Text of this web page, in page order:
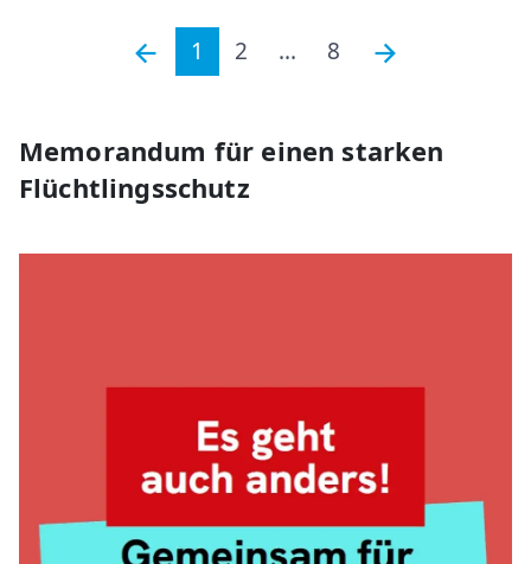
1 2 ... 8
Memorandum für einen starken
Flüchtlingsschutz